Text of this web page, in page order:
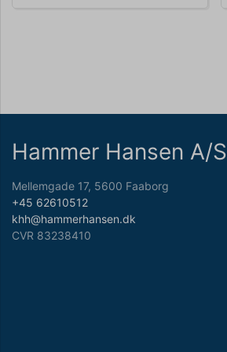
Hammer Hansen A/S
Mellemgade 17, 5600 Faaborg
+45 62610512
khh@hammerhansen.dk
CVR 83238410